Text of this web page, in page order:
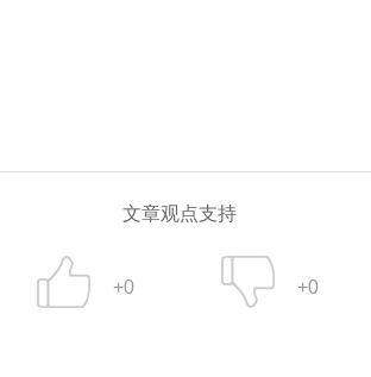
文章观点支持
+0 +0